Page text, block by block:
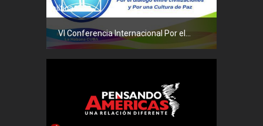
Política
VI Conferencia Internacional Por el...